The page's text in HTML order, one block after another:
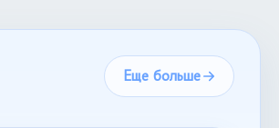
Еще больше